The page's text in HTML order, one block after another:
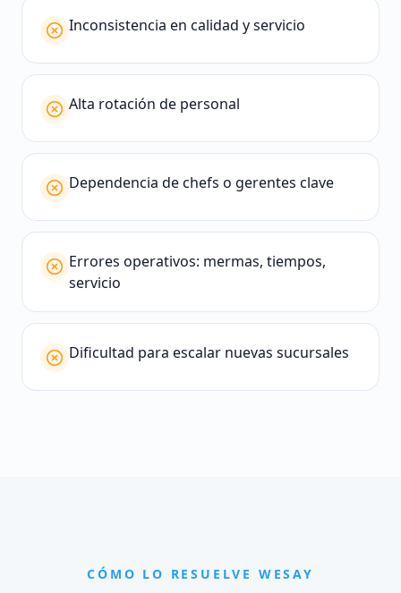
Inconsistencia en calidad y servicio
Alta rotación de personal
Dependencia de chefs o gerentes clave
Errores operativos: mermas, tiempos,
servicio
Dificultad para escalar nuevas sucursales
CÓMO LO RESUELVE WESAY